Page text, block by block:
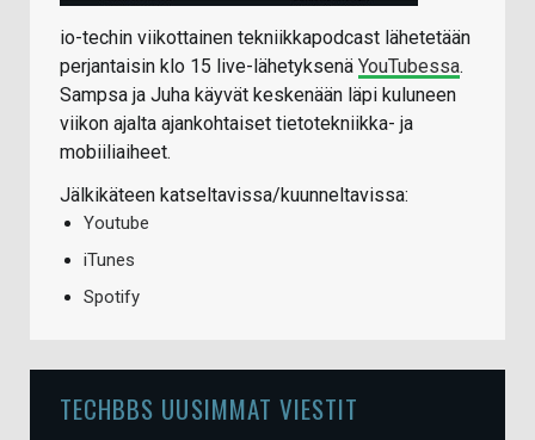
io-techin viikottainen tekniikkapodcast lähetetään
perjantaisin klo 15 live-lähetyksenä YouTubessa.
Sampsa ja Juha käyvät keskenään läpi kuluneen
viikon ajalta ajankohtaiset tietotekniikka- ja
mobiiliaiheet.
Jälkikäteen katseltavissa/kuunneltavissa:
Youtube
iTunes
Spotify
TECHBBS UUSIMMAT VIESTIT